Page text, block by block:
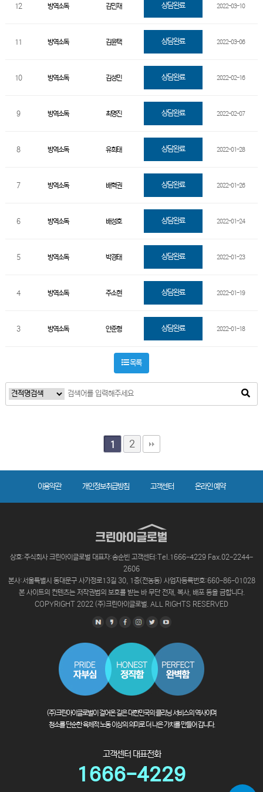
12 방역소독 김민재 상담완료 2022-03-10
11 방역소독 김윤택 상담완료 2022-03-06
10 방역소독 김성민 상담완료 2022-02-16
9 방역소독 최명진 상담완료 2022-02-07
8 방역소독 유희태 상담완료 2022-01-28
7 방역소독 배혁권 상담완료 2022-01-26
6 방역소독 배성호 상담완료 2022-01-24
5 방역소독 박경태 상담완료 2022-01-23
4 방역소독 주소현 상담완료 2022-01-19
3 방역소독 안준형 상담완료 2022-01-18
목록
1 2
이용약관 개인정보취급방침 고객센터 온라인 예약
상호:주식회사 크린아이글로벌 대표자:송순빈 고객센터:Tel.1666-4229 Fax.02-2244-
2606
본사:서울특별시 동대문구 사가정로13길 30, 1층(전농동) 사업자등록번호:660-86-01028
본 사이트의 컨텐츠는 저작권법의 보호를 받는 바 무단 전재, 복사, 배포 등을 금합니다.
COPYRIGHT 2022 (주)크린아이글로벌. ALL RIGHTS RESERVED
(주)크린아이글로벌이 걸어온 길은 대한민국의 클리닝 서비스의 역사이며
청소를 단순한 육체적 노동 이상의 의미로 더 나은 가치를 만들어 갑니다.
고객센터 대표전화
1666-4229